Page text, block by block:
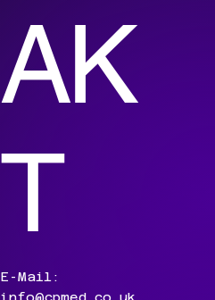
AK
T
E-Mail:
info@cpmed.co.uk